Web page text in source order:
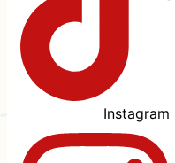
Instagram